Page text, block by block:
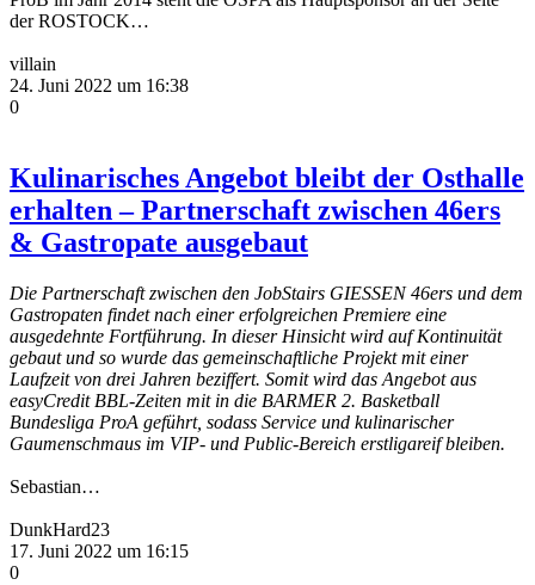
der ROSTOCK…
villain
24. Juni 2022 um 16:38
0
Kulinarisches Angebot bleibt der Osthalle
erhalten – Partnerschaft zwischen 46ers
& Gastropate ausgebaut
Die Partnerschaft zwischen den JobStairs GIESSEN 46ers und dem
Gastropaten findet nach einer erfolgreichen Premiere eine
ausgedehnte Fortführung. In dieser Hinsicht wird auf Kontinuität
gebaut und so wurde das gemeinschaftliche Projekt mit einer
Laufzeit von drei Jahren beziffert. Somit wird das Angebot aus
easyCredit BBL-Zeiten mit in die BARMER 2. Basketball
Bundesliga ProA geführt, sodass Service und kulinarischer
Gaumenschmaus im VIP- und Public-Bereich erstligareif bleiben.
Sebastian…
DunkHard23
17. Juni 2022 um 16:15
0